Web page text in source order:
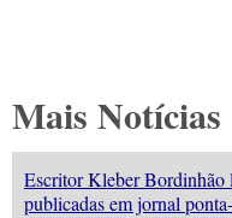
Mais Notícias
Escritor Kleber Bordinhão
publicadas em jornal